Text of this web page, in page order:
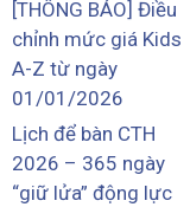
[THÔNG BÁO] Điều
chỉnh mức giá Kids
A-Z từ ngày
01/01/2026
Lịch để bàn CTH
2026 – 365 ngày
“giữ lửa” động lực